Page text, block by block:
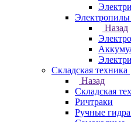
Электропилы
Назад
Складская техника
Назад
Складская
Ричтраки
Ручные